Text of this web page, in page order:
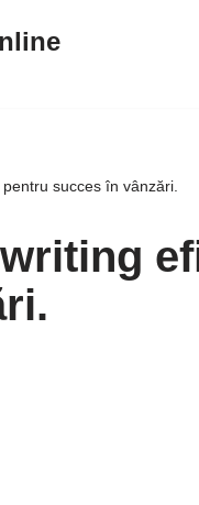
succes în vânzări.